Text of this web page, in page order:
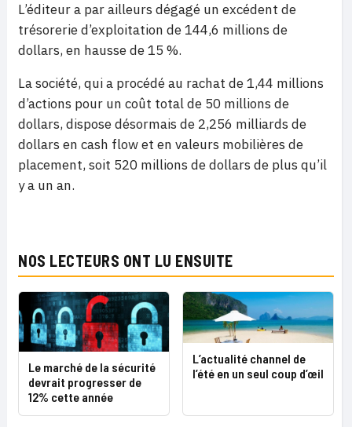
L’éditeur a par ailleurs dégagé un excédent de
trésorerie d’exploitation de 144,6 millions de
dollars, en hausse de 15 %.
La société, qui a procédé au rachat de 1,44 millions
d’actions pour un coût total de 50 millions de
dollars, dispose désormais de 2,256 milliards de
dollars en cash flow et en valeurs mobilières de
placement, soit 520 millions de dollars de plus qu’il
y a un an.
NOS LECTEURS ONT LU ENSUITE
Le marché de la sécurité
devrait progresser de
12% cette année
L’actualité channel de
l’été en un seul coup d’œil